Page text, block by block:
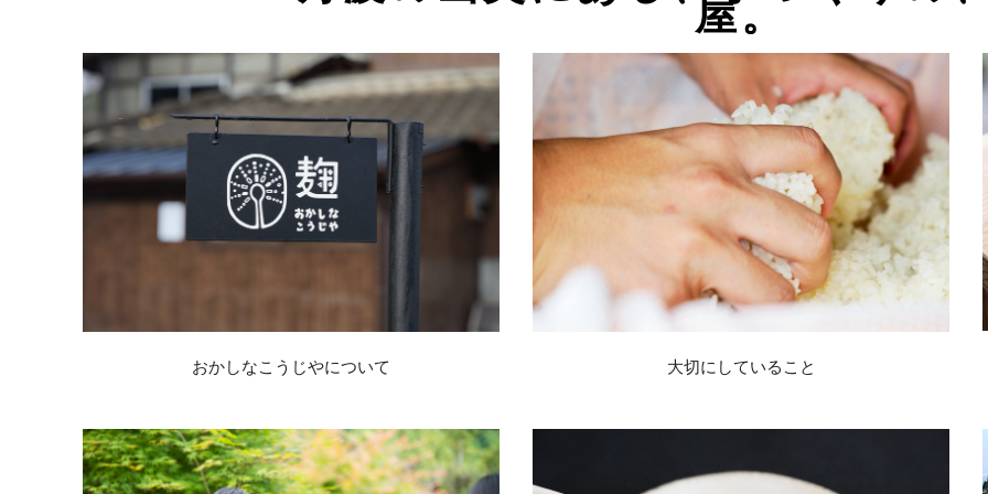
屋。
おかしなこうじやについて 大切にしていること